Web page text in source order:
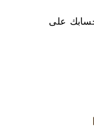
حسابك على